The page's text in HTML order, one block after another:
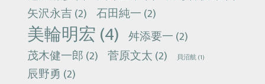
矢沢永吉(2) 石田純一(2)
美輪明宏(4) 舛添要一(2)
茂木健一郎(2) 菅原文太(2) 貝沼航(1)
辰野勇 (2)